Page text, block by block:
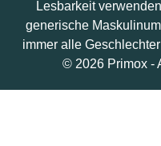
Lesbarkeit
generische
immer alle
© 2026 Primox -